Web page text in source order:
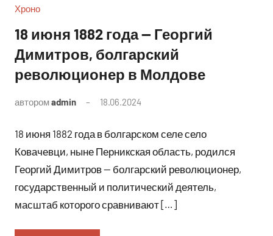
Хроно
18 июня 1882 года — Георгий
Димитров, болгарский
революционер в Молдове
авторомadmin 18.06.2024
18 июня 1882 года в болгарском селе село
Ковачевци, ныне Перникская область, родился
Георгий Димитров — болгарский революционер,
государственный и политический деятель,
масштаб которого сравнивают […]